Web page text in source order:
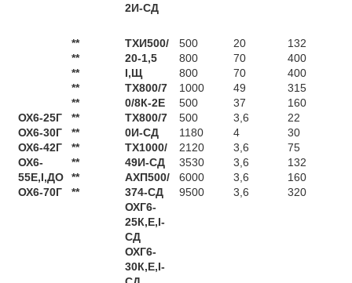
2И-СД
ОХ6-25Г
ОХ6-30Г
ОХ6-42Г
ОХ6-
55Е,І,ДО
ОХ6-70Г
**
**
**
**
**
**
**
**
**
**
**
ТХИ500/
20-1,5
І,Щ
ТХ800/7
0/8К-2Е
ТХ800/7
0И-СД
ТХ1000/
49И-СД
АХП500/
374-СД
ОХГ6-
25К,Е,І-
СД
ОХГ6-
30К,Е,І-
500
800
800
1000
500
500
1180
2120
3530
6000
9500
20
70
70
49
37
3,6
4
3,6
3,6
3,6
3,6
132
400
400
315
160
22
30
75
132
160
320